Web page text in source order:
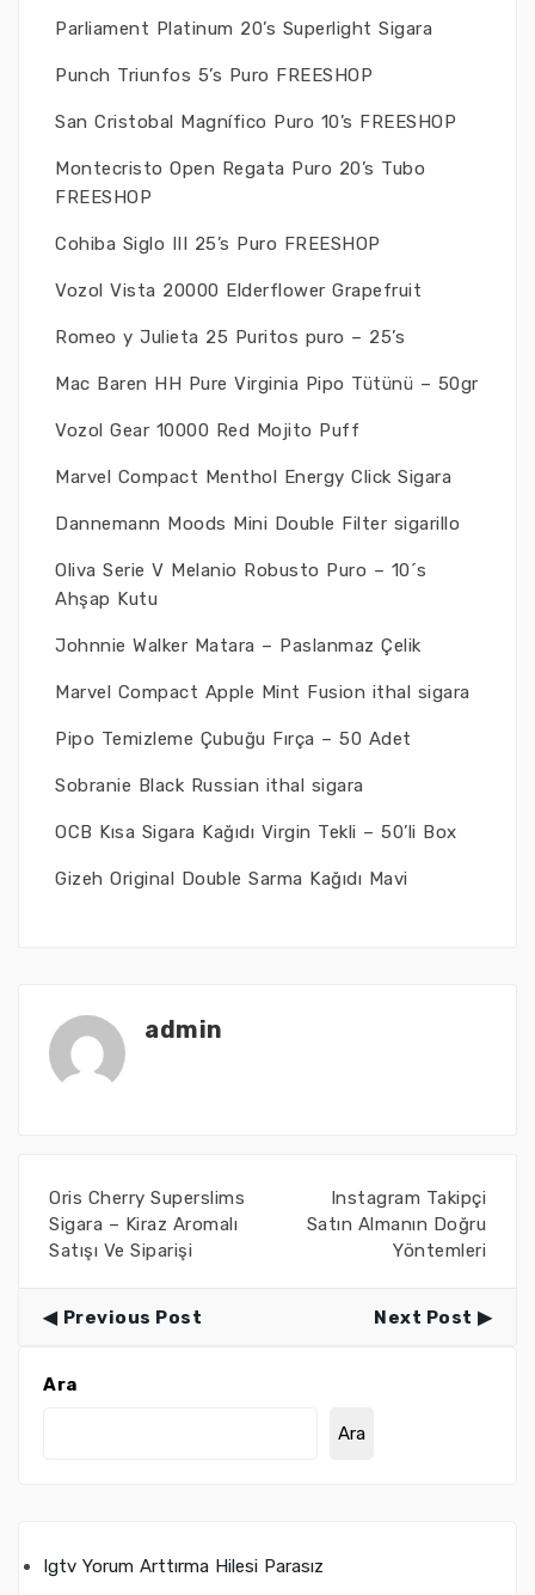
Parliament Platinum 20’s Superlight Sigara
Punch Triunfos 5’s Puro FREESHOP
San Cristobal Magnífico Puro 10’s FREESHOP
Montecristo Open Regata Puro 20’s Tubo
FREESHOP
Cohiba Siglo III 25’s Puro FREESHOP
Vozol Vista 20000 Elderflower Grapefruit
Romeo y Julieta 25 Puritos puro – 25’s
Mac Baren HH Pure Virginia Pipo Tütünü – 50gr
Vozol Gear 10000 Red Mojito Puff
Marvel Compact Menthol Energy Click Sigara
Dannemann Moods Mini Double Filter sigarillo
Oliva Serie V Melanio Robusto Puro – 10´s
Ahşap Kutu
Johnnie Walker Matara – Paslanmaz Çelik
Marvel Compact Apple Mint Fusion ithal sigara
Pipo Temizleme Çubuğu Fırça – 50 Adet
Sobranie Black Russian ithal sigara
OCB Kısa Sigara Kağıdı Virgin Tekli – 50’li Box
Gizeh Original Double Sarma Kağıdı Mavi
admin
Oris Cherry Superslims
Sigara – Kiraz Aromalı
Satışı Ve Siparişi
Instagram Takipçi
Satın Almanın Doğru
Yöntemleri
Previous Post Next Post
Ara
Ara
Igtv Yorum Arttırma Hilesi Parasız